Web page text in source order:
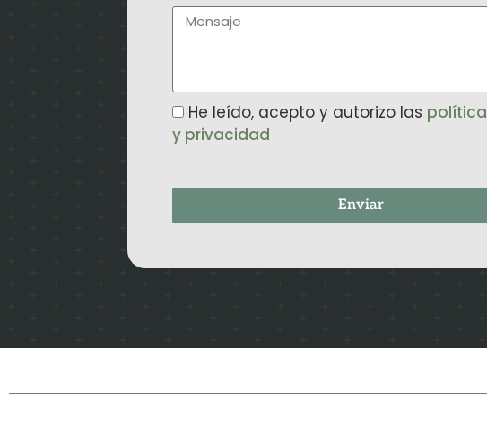
He leído, acepto y autorizo las
y privacidad
Enviar